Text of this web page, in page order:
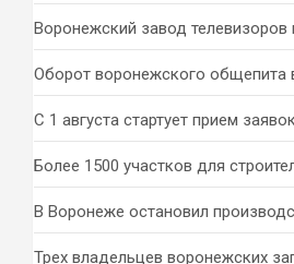
Воронежский завод телевизоров
Оборот воронежского общепита
С 1 августа стартует прием
Более 1500 участков для
В Воронеже остановил
Трех владельцев воронежских